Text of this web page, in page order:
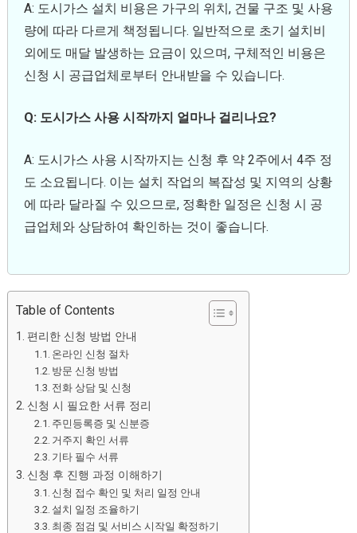
A: 도시가스 설치 비용은 가구의 위치, 건물 구조 및 사용
량에 따라 다르게 책정됩니다. 일반적으로 초기 설치비
외에도 매달 발생하는 요금이 있으며, 구체적인 비용은
신청 시 공급업체로부터 안내받을 수 있습니다.
Q: 도시가스 사용 시작까지 얼마나 걸리나요?
A: 도시가스 사용 시작까지는 신청 후 약 2주에서 4주 정
도 소요됩니다. 이는 설치 작업의 복잡성 및 지역의 상황
에 따라 달라질 수 있으므로, 정확한 일정은 신청 시 공
급업체와 상담하여 확인하는 것이 좋습니다.
Table of Contents
편리한 신청 방법 안내
온라인 신청 절차
방문 신청 방법
전화 상담 및 신청
신청 시 필요한 서류 정리
주민등록증 및 신분증
거주지 확인 서류
기타 필수 서류
신청 후 진행 과정 이해하기
신청 접수 확인 및 처리 일정 안내
설치 일정 조율하기
최종 점검 및 서비스 시작일 확정하기